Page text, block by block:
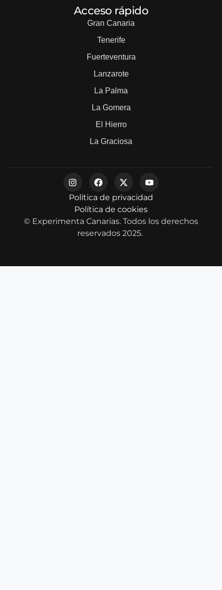
Acceso rápido
Gran Canaria
Tenerife
Fuerteventura
Lanzarote
La Palma
La Gomera
El Hierro
La Graciosa
© Experimenta Canarias. Todos los derechos
reservados 2025.
Política de privacidad
Política de cookies